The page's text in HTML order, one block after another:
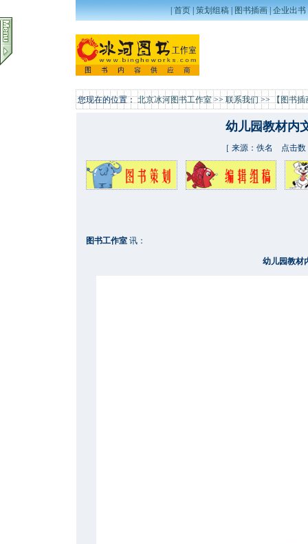
|首页|策划组稿|图书插画|企业出书
您现在的位置：北京冰河图书工作室>>联系我们>>【图书插
幼儿园教材内
［ 来源：佚名 点击
图书工作室 讯：
幼儿园教材